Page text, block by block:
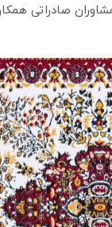
صادراتی همکاری